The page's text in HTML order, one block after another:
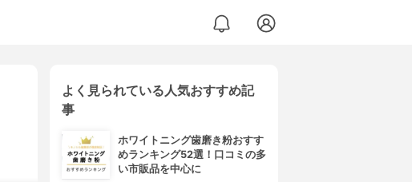
よく見られている人気おすすめ記
事
ホワイトニング歯磨き粉おすす
めランキング52選！口コミの多
い市販品を中心に